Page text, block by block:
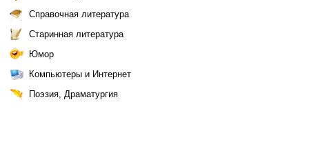
Справочная литература
Старинная литература
Юмор
Компьютеры и Интернет
Поэзия, Драматургия